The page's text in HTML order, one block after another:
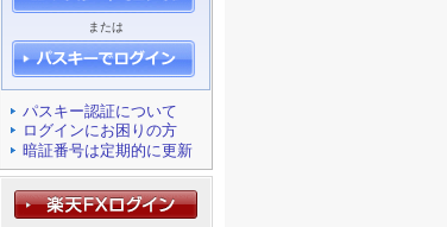
または
パスキー認証について
ログインにお困りの方
暗証番号は定期的に更新